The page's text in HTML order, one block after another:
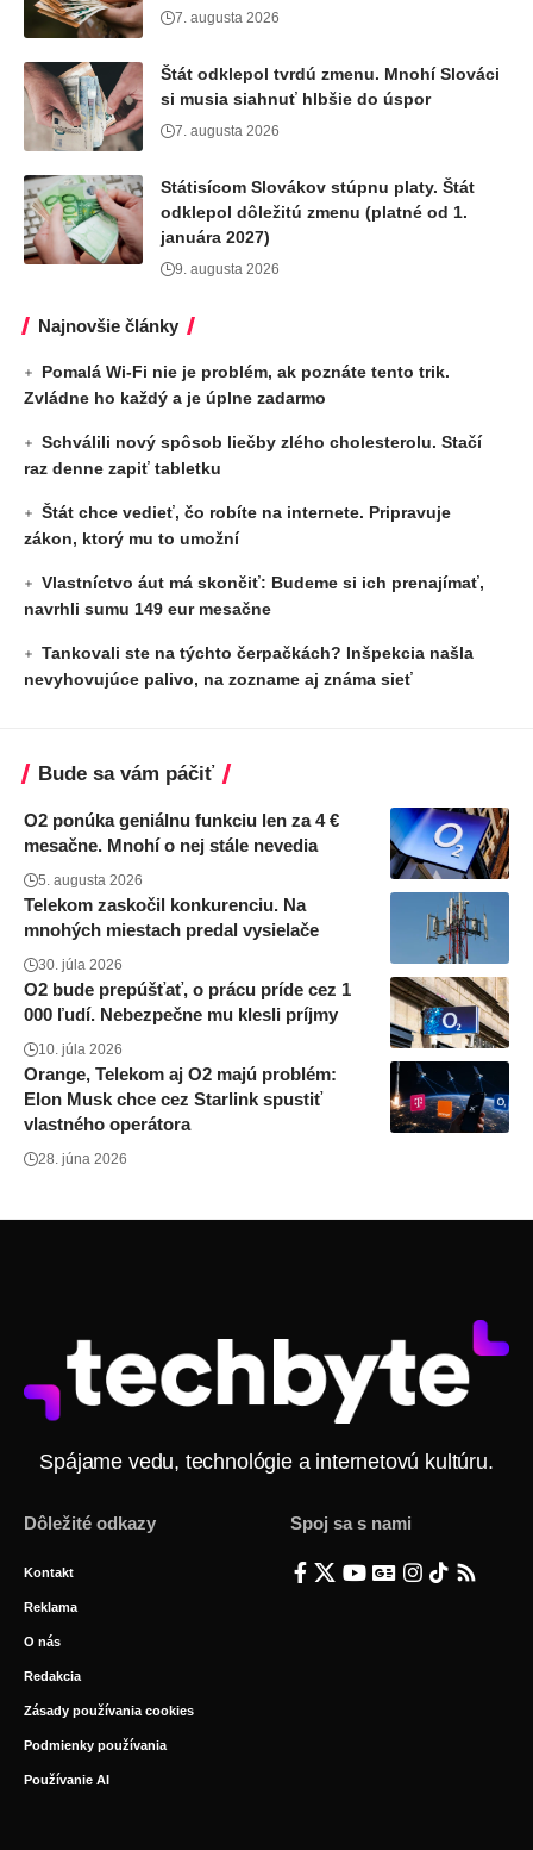
7. augusta 2026
Štát odklepol tvrdú zmenu. Mnohí Slováci
si musia siahnuť hlbšie do úspor
7. augusta 2026
Státisícom Slovákov stúpnu platy. Štát
odklepol dôležitú zmenu (platné od 1.
januára 2027)
9. augusta 2026
Najnovšie články
Pomalá Wi-Fi nie je problém, ak poznáte tento trik.
Zvládne ho každý a je úplne zadarmo
Schválili nový spôsob liečby zlého cholesterolu. Stačí
raz denne zapiť tabletku
Štát chce vedieť, čo robíte na internete. Pripravuje
zákon, ktorý mu to umožní
Vlastníctvo áut má skončiť: Budeme si ich prenajímať,
navrhli sumu 149 eur mesačne
Tankovali ste na týchto čerpačkách? Inšpekcia našla
nevyhovujúce palivo, na zozname aj známa sieť
Bude sa vám páčiť
O2 ponúka geniálnu funkciu len za 4 €
mesačne. Mnohí o nej stále nevedia
5. augusta 2026
Telekom zaskočil konkurenciu. Na
mnohých miestach predal vysielače
30. júla 2026
O2 bude prepúšťať, o prácu príde cez 1
000 ľudí. Nebezpečne mu klesli príjmy
10. júla 2026
Orange, Telekom aj O2 majú problém:
Elon Musk chce cez Starlink spustiť
vlastného operátora
28. júna 2026
Spájame vedu, technológie a internetovú kultúru.
Dôležité odkazy
Kontakt
Reklama
O nás
Redakcia
Zásady používania cookies
Podmienky používania
Používanie AI
Spoj sa s nami